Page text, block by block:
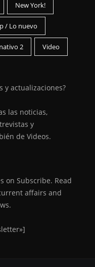
New York!
/ Lo nuevo
2 Video
y actualizaciones?
las noticias,
y
de Videos.
on Subscribe. Read
affairs and